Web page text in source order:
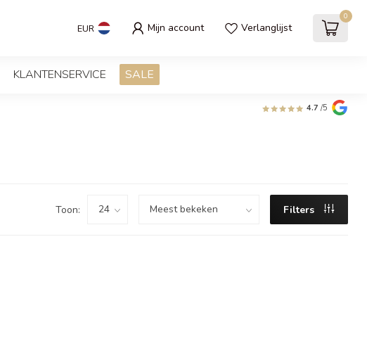
EUR Mijn account Verlanglijst
0
KLANTENSERVICE SALE
4.7 /5
Toon: Filters